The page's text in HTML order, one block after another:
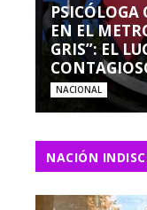
EN EL
GRIS”: EL
NACIONAL
NACIÓN